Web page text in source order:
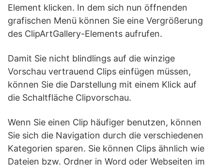
Element klicken. In dem sich nun öffnenden
grafischen Menü können Sie eine Vergrößerung
des ClipArtGallery-Elements aufrufen.
Damit Sie nicht blindlings auf die winzige
Vorschau vertrauend Clips einfügen müssen,
können Sie die Darstellung mit einem Klick auf
die Schaltfläche Clipvorschau.
Wenn Sie einen Clip häufiger benutzen, können
Sie sich die Navigation durch die verschiedenen
Kategorien sparen. Sie können Clips ähnlich wie
Dateien bzw. Ordner in Word oder Webseiten im